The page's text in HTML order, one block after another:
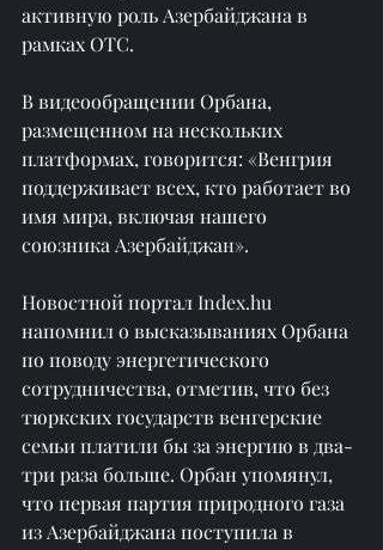
активную роль Азербайджана в
рамках ОТС.
В видеообращении Орбана,
размещенном на нескольких
платформах, говорится: «Венгрия
поддерживает всех, кто работает во
имя мира, включая нашего
союзника Азербайджан».
Новостной портал Index.hu
напомнил о высказываниях Орбана
по поводу энергетического
сотрудничества, отметив, что без
тюркских государств венгерские
семьи платили бы за энергию в два-
три раза больше. Орбан упомянул,
что первая партия природного газа
из Азербайджана поступила в